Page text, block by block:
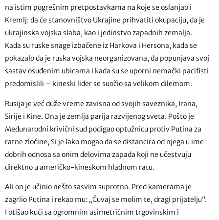
na istim pogrešnim pretpostavkama na koje se oslanjao i
Kremlj: da će stanovništvo Ukrajine prihvatiti okupaciju, da je
ukrajinska vojska slaba, kao i jedinstvo zapadnih zemalja.
Kada su ruske snage izbačene iz Harkova i Hersona, kada se
pokazalo da je ruska vojska neorganizovana, da popunjava svoj
sastav osuđenim ubicama i kada su se uporni nemački pacifisti
predomislili – kineski lider se suočio sa velikom dilemom.
Rusija je već duže vreme zavisna od svojih saveznika, Irana,
Sirije i Kine. Ona je zemlja parija razvijenog sveta. Pošto je
Međunarodni krivični sud podigao optužnicu protiv Putina za
ratne zločine, Si je lako mogao da se distancira od njega u ime
dobrih odnosa sa onim delovima zapada koji ne učestvuju
direktno u američko-kineskom hladnom ratu.
Ali on je učinio nešto sasvim suprotno. Pred kamerama je
zagrlio Putina i rekao mu: „Čuvaj se molim te, dragi prijatelju“.
I otišao kući sa ogromnim asimetričnim trgovinskim i